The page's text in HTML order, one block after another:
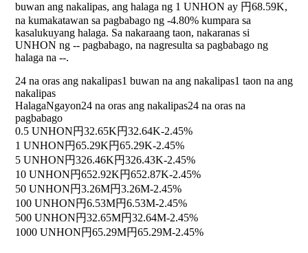
buwan ang nakalipas, ang halaga ng 1 UNHON ay 円68.59K,
na kumakatawan sa pagbabago ng -4.80% kumpara sa
kasalukuyang halaga. Sa nakaraang taon, nakaranas si
UNHON ng -- pagbabago, na nagresulta sa pagbabago ng
halaga na --.
24 na oras ang nakalipas1 buwan na ang nakalipas1 taon na ang
nakalipas
HalagaNgayon24 na oras ang nakalipas24 na oras na
pagbabago
0.5 UNHON円32.65K円32.64K-2.45%
1 UNHON円65.29K円65.29K-2.45%
5 UNHON円326.46K円326.43K-2.45%
10 UNHON円652.92K円652.87K-2.45%
50 UNHON円3.26M円3.26M-2.45%
100 UNHON円6.53M円6.53M-2.45%
500 UNHON円32.65M円32.64M-2.45%
1000 UNHON円65.29M円65.29M-2.45%